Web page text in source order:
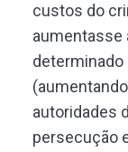
custos do
aumentasse
determinado
autoridades
persecução